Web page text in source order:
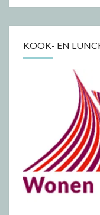
KOOK- EN